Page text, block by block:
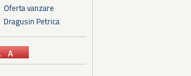
Oferta vanzare
Dragusin Petrica